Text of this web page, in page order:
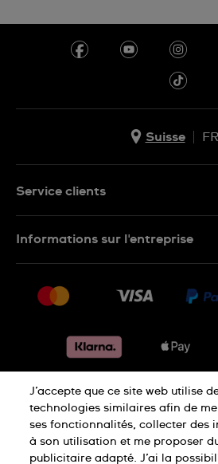
Suisse
FR
IT
Service clients
Retours
Conditions de vente
Informations sur l'entreprise
Jobs
Déclaration de
Déclaration concernant
J’accepte que ce site web utilise
technologies similaires afin de
ses fonctionnalités, collecter des
à son utilisation et me proposer
publicitaire adapté. J’ai la